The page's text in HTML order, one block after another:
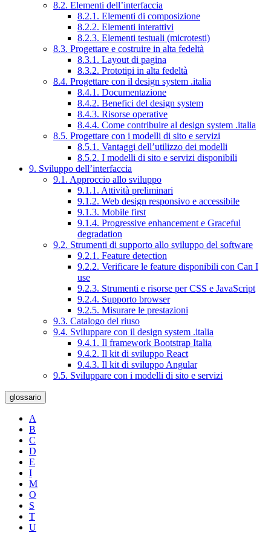
8.2. Elementi dell’interfaccia
8.2.1. Elementi di composizione
8.2.2. Elementi interattivi
8.2.3. Elementi testuali (microtesti)
8.3. Progettare e costruire in alta fedeltà
8.3.1. Layout di pagina
8.3.2. Prototipi in alta fedeltà
8.4. Progettare con il design system .italia
8.4.1. Documentazione
8.4.2. Benefici del design system
8.4.3. Risorse operative
8.4.4. Come contribuire al design system .italia
8.5. Progettare con i modelli di sito e servizi
8.5.1. Vantaggi dell’utilizzo dei modelli
8.5.2. I modelli di sito e servizi disponibili
9. Sviluppo dell’interfaccia
9.1. Approccio allo sviluppo
9.1.1. Attività preliminari
9.1.2. Web design responsivo e accessibile
9.1.3. Mobile first
9.1.4. Progressive enhancement e Graceful
degradation
9.2. Strumenti di supporto allo sviluppo del software
9.2.1. Feature detection
9.2.2. Verificare le feature disponibili con Can I
use
9.2.3. Strumenti e risorse per CSS e JavaScript
9.2.4. Supporto browser
9.2.5. Misurare le prestazioni
9.3. Catalogo del riuso
9.4. Sviluppare con il design system .italia
9.4.1. Il framework Bootstrap Italia
9.4.2. Il kit di sviluppo React
9.4.3. Il kit di sviluppo Angular
9.5. Sviluppare con i modelli di sito e servizi
glossario
A
B
C
D
E
I
M
O
S
T
U